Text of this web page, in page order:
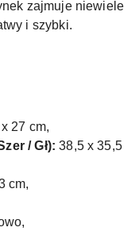
zajmuje niewiele
i szybki.
27 cm,
/ Gł): 38,5 x 35,5
cm,